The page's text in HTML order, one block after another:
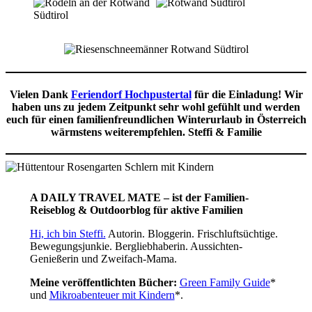
Vielen Dank Feriendorf Hochpustertalfür die Einladung! Wir
haben uns zu jedem Zeitpunkt sehr wohl gefühlt und werden
euch für einen familienfreundlichen Winterurlaub in Österreich
wärmstens weiterempfehlen. Steffi & Familie
A DAILY TRAVEL MATE – ist der Familien-
Reiseblog & Outdoorblog für aktive Familien
Hi, ich bin Steffi. Autorin. Bloggerin. Frischluftsüchtige.
Bewegungsjunkie. Bergliebhaberin. Aussichten-
Genießerin und Zweifach-Mama.
Meine veröffentlichten Bücher: Green Family Guide*
und Mikroabenteuer mit Kindern*.